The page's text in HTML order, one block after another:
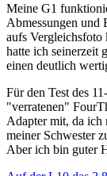
Meine G1
Abmessungen und
aufs Vergleichsfoto
hatte ich seinerzeit
einen deutlich
Für den Test des
"verratenen"
Adapter mit, da ich
meiner Schwester
Aber ich bin guter